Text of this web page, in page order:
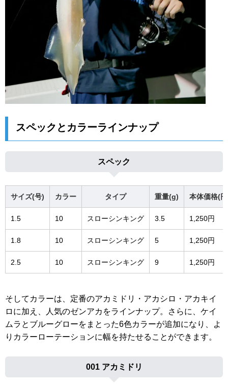
スペックとカラーラインナップ
スペック
サイズ(号) カラー タイプ 重量(g) 本体価格(
1.5 10 スローシンキング 3.5 1,250円
1.8 10 スローシンキング 5 1,250円
2.5 10 スローシンキング 9 1,250円
そしてカラーは、定番のアカミドリ・アカシロ・アカキイ
ロに加え、人気のゼンアカをラインナップ。さらに、ケイ
ムラとブルーグローをまとった6色カラーが追加になり、よ
りカラーローテーションに幅を持たせることができます。
001 アカミドリ